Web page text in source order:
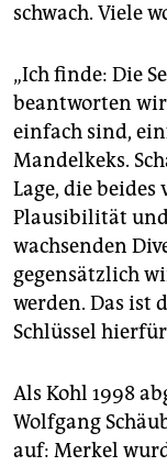
schwach. Viele
„Ich finde: Die
beantworten
einfach sind,
Mandelkeks.
Lage, die beides
Plausibilität
wachsenden
gegen­sätzlich
werden. Das ist
Schlüssel
Als Kohl 1998
Wolfgang
auf: Merkel